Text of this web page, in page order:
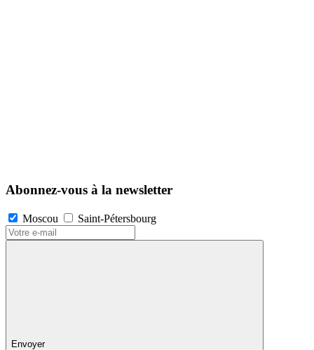
Abonnez-vous à la newsletter
Moscou Saint-Pétersbourg
Envoyer